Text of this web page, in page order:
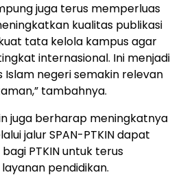
juga terus memperluas
kualitas publikasi
tata kelola kampus agar
internasional. Ini menjadi
negeri semakin relevan
tambahnya.
juga berharap meningkatnya
jalur SPAN-PTKIN dapat
PTKIN untuk terus
pendidikan.